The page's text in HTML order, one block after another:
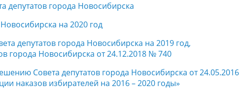
депутатов города Новосибирска
на 2020 год
депутатов города Новосибирска на 2019 год,
города Новосибирска от 24.12.2018 № 740
Совета депутатов города Новосибирска от 24.05.2016
наказов избирателей на 2016 – 2020 годы»